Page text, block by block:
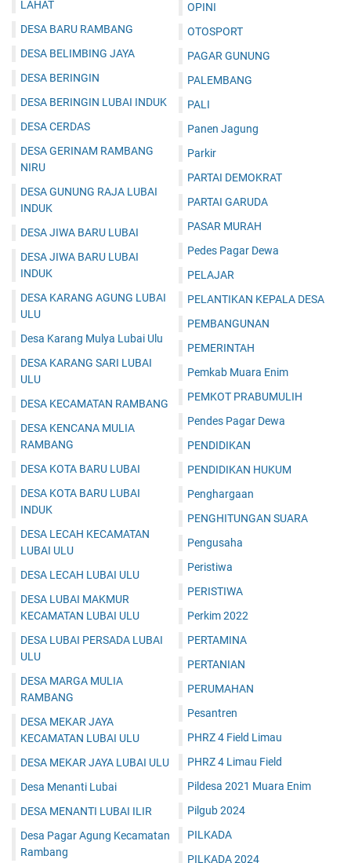
LAHAT
DESA BARU RAMBANG
DESA BELIMBING JAYA
DESA BERINGIN
DESA BERINGIN LUBAI INDUK
DESA CERDAS
DESA GERINAM RAMBANG
NIRU
DESA GUNUNG RAJA LUBAI
INDUK
DESA JIWA BARU LUBAI
DESA JIWA BARU LUBAI
INDUK
DESA KARANG AGUNG LUBAI
ULU
Desa Karang Mulya Lubai Ulu
DESA KARANG SARI LUBAI
ULU
DESA KECAMATAN RAMBANG
DESA KENCANA MULIA
RAMBANG
DESA KOTA BARU LUBAI
DESA KOTA BARU LUBAI
INDUK
DESA LECAH KECAMATAN
LUBAI ULU
DESA LECAH LUBAI ULU
DESA LUBAI MAKMUR
KECAMATAN LUBAI ULU
DESA LUBAI PERSADA LUBAI
ULU
DESA MARGA MULIA
RAMBANG
DESA MEKAR JAYA
KECAMATAN LUBAI ULU
DESA MEKAR JAYA LUBAI ULU
Desa Menanti Lubai
DESA MENANTI LUBAI ILIR
Desa Pagar Agung Kecamatan
Rambang
OPINI
OTOSPORT
PAGAR GUNUNG
PALEMBANG
PALI
Panen Jagung
Parkir
PARTAI DEMOKRAT
PARTAI GARUDA
PASAR MURAH
Pedes Pagar Dewa
PELAJAR
PELANTIKAN KEPALA DESA
PEMBANGUNAN
PEMERINTAH
Pemkab Muara Enim
PEMKOT PRABUMULIH
Pendes Pagar Dewa
PENDIDIKAN
PENDIDIKAN HUKUM
Penghargaan
PENGHITUNGAN SUARA
Pengusaha
Peristiwa
PERISTIWA
Perkim 2022
PERTAMINA
PERTANIAN
PERUMAHAN
Pesantren
PHRZ 4 Field Limau
PHRZ 4 Limau Field
Pildesa 2021 Muara Enim
Pilgub 2024
PILKADA
PILKADA 2024